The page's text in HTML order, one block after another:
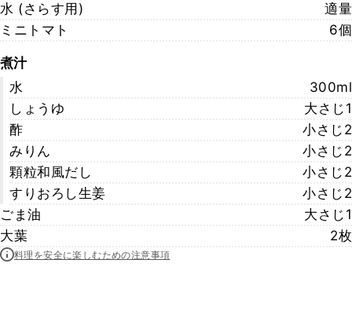
水 (さらす用)
適量
ミニトマト
6個
煮汁
水
300ml
しょうゆ
大さじ1
酢
小さじ2
みりん
小さじ2
顆粒和風だし
小さじ2
すりおろし生姜
小さじ2
ごま油
大さじ1
大葉
2枚
料理を安全に楽しむための注意事項